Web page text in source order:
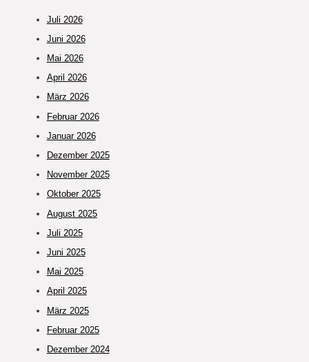
Juli 2026
Juni 2026
Mai 2026
April 2026
März 2026
Februar 2026
Januar 2026
Dezember 2025
November 2025
Oktober 2025
August 2025
Juli 2025
Juni 2025
Mai 2025
April 2025
März 2025
Februar 2025
Dezember 2024